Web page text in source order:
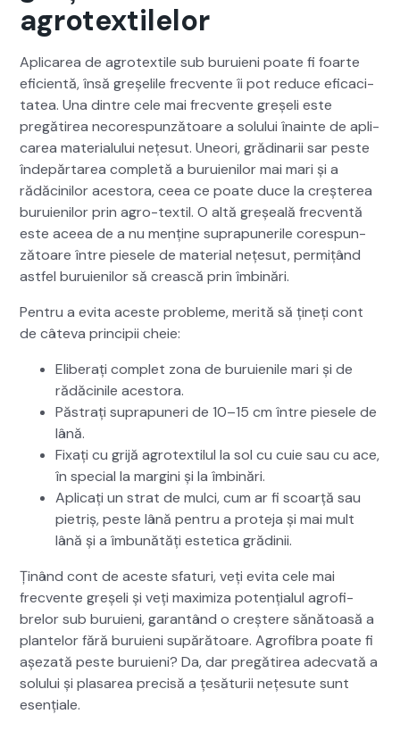
agrotextilelor
Apli­carea de agro­tex­tile sub buruieni poate fi foarte
efi­cien­tă, însă greșelile frecvente îi pot reduce efi­cac­i­
tatea. Una din­tre cele mai frecvente greșeli este
pregătirea necore­spun­ză­toare a solu­lui înainte de apli­
carea mate­ri­alu­lui nețe­sut. Une­ori, gră­d­i­narii sar peste
înde­părtarea com­pletă a buruie­nilor mai mari și a
rădăcinilor aces­to­ra, ceea ce poate duce la creșterea
buruie­nilor prin agro-tex­til. O altă greșeală frecven­tă
este aceea de a nu menține supra­puner­ile core­spun­
ză­toare între piese­le de mate­r­i­al nețe­sut, per­mițând
ast­fel buruie­nilor să crească prin îmbinări.
Pen­tru a evi­ta aces­te prob­leme, mer­ită să țineți cont
de câte­va prin­cipii cheie:
Elib­er­ați com­plet zona de buruie­nile mari și de
rădăcinile aces­to­ra.
Păs­trați supra­puneri de 10–15 cm între piese­le de
lână.
Fix­ați cu gri­jă agro­tex­tilul la sol cu cuie sau cu ace,
în spe­cial la mar­gi­ni și la îmbinări.
Apli­cați un strat de mul­ci, cum ar fi scoarță sau
pietriș, peste lână pen­tru a pro­te­ja și mai mult
lână și a îmbunătăți estet­i­ca gră­dinii.
Ținând cont de aces­te sfa­turi, veți evi­ta cele mai
frecvente greșeli și veți max­i­miza potențialul agrofi­
brelor sub buruieni, garan­tând o creștere sănă­toasă a
plantelor fără buruieni supără­toare. Agrofi­bra poate fi
așeza­tă peste buruieni? Da, dar pregătirea adec­vată a
solu­lui și plasarea pre­cisă a țesă­turii nețe­sute sunt
esențiale.